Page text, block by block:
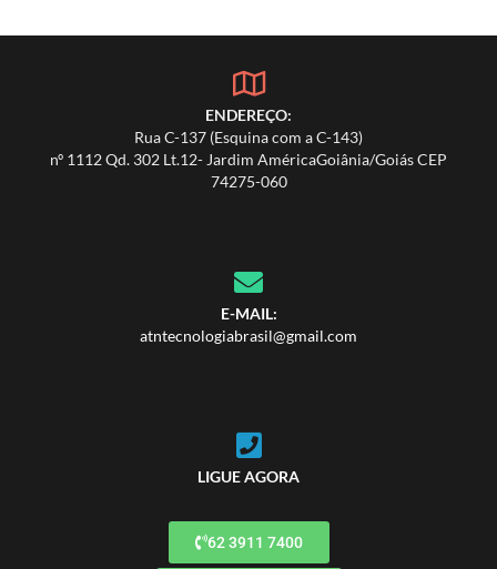
ENDEREÇO:
Rua C-137 (Esquina com a C-143)
nº 1112 Qd. 302 Lt.12- Jardim AméricaGoiânia/Goiás CEP
74275-060
E-MAIL:
atntecnologiabrasil@gmail.com
LIGUE AGORA
62 3911 7400